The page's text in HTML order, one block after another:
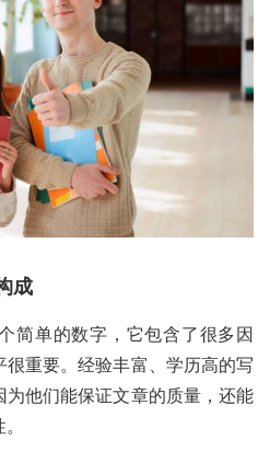
成
简单的数字，它包含了很多因
重要。经验丰富、学历高的写
他们能保证文章的质量，还能